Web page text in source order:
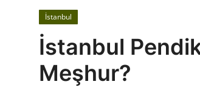
Rüya Tabirleri
Diyet & Sağlıklı Beslenme
İstanbul
İstanbul
Meşhur?